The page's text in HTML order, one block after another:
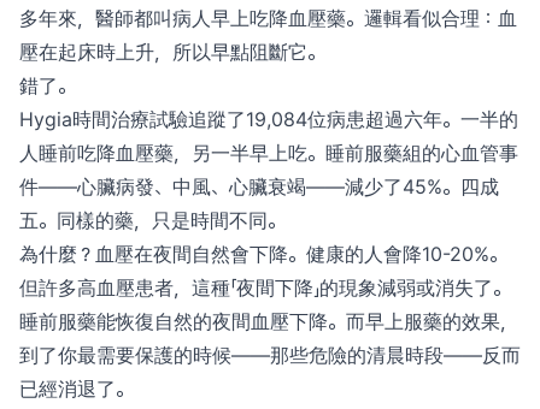
多年來，醫師都叫病人早上吃降血壓藥。邏輯看似合理：血
壓在起床時上升，所以早點阻斷它。
錯了。
Hygia時間治療試驗追蹤了19,084位病患超過六年。一半的
人睡前吃降血壓藥，另一半早上吃。睡前服藥組的心血管事
件——心臟病發、中風、心臟衰竭——減少了45%。四成
五。同樣的藥，只是時間不同。
為什麼？血壓在夜間自然會下降。健康的人會降10-20%。
但許多高血壓患者，這種「夜間下降」的現象減弱或消失了。
睡前服藥能恢復自然的夜間血壓下降。而早上服藥的效果，
到了你最需要保護的時候——那些危險的清晨時段——反而
已經消退了。